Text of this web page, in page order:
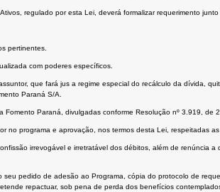
regulado por esta Lei, deverá formalizar requerimento
pertinentes.
com poderes específicos.
que fará jus a regime especial do recálculo da dívida,
Paraná S/A.
Paraná, divulgadas conforme Resolução nº 3.919,
programa e aprovação, nos termos desta Lei, respeitadas
irrevogável e irretratável dos débitos, além de
pedido de adesão ao Programa, cópia do protocolo de
repactuar, sob pena de perda dos benefícios